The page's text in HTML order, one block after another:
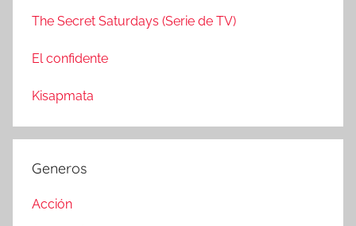
The Secret Saturdays (Serie de TV)
El confidente
Kisapmata
Generos
Acción